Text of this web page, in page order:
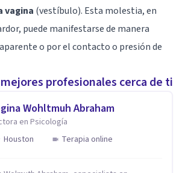
vagina (vestíbulo). Esta molestia, en
puede manifestarse de manera
o por el contacto o presión de
profesionales cerca de ti
Wohltmuh Abraham
en Psicología
Houston
Terapia online